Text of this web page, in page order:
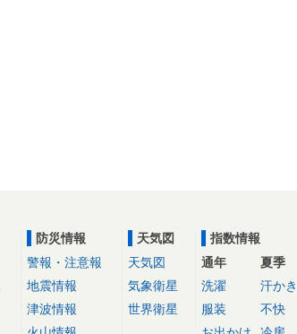
防災情報
警報・注意報
地震情報
津波情報
天気図
天気図
気象衛星
世界衛星
指数情報
通年
洗濯
服装
夏季
汗かき
不快